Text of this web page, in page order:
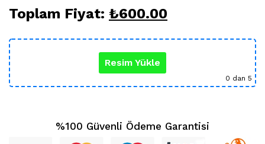
Toplam Fiyat: ₺600.00
Resim Yükle
0 dan 5
%100 Güvenli Ödeme Garantisi